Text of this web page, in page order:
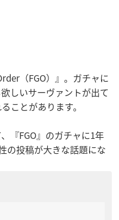
（FGO）』。ガチャに
しいサーヴァントが出て
ことがあります。
『FGO』のガチャに1年
の投稿が大きな話題にな